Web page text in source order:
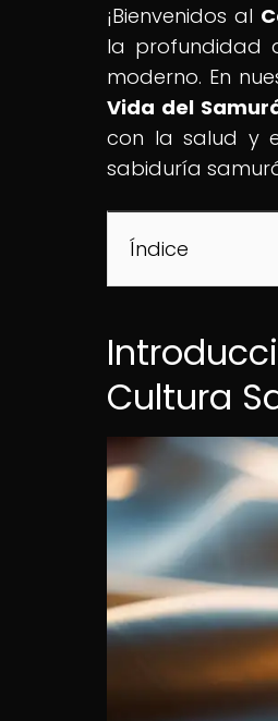
¡Bienvenidos al
la profundidad
moderno. En
Vida del
con la salud y
sabiduría
Índice
Cultura